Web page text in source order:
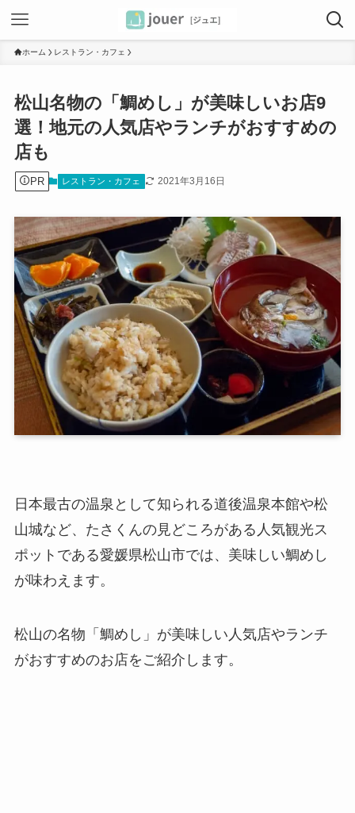
ホーム レストラン・カフェ
松山名物の「鯛めし」が美味しいお店9
選！地元の人気店やランチがおすすめの
店も
PR レストラン・カフェ 2021年3月16日
日本最古の温泉として知られる道後温泉本館や松
山城など、たさくんの見どころがある人気観光ス
ポットである愛媛県松山市では、美味しい鯛めし
が味わえます。
松山の名物「鯛めし」が美味しい人気店やランチ
がおすすめのお店をご紹介します。